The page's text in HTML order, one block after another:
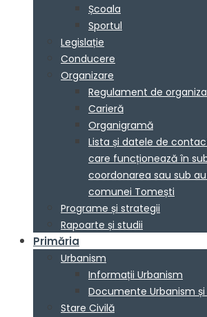
Școala
Sportul
Legislație
Conducere
Organizare
Regulament de
Carieră
Organigramă
Lista și datele de
care funcționează în
coordonarea sau sub
comunei Tomești
Programe și strategii
Rapoarte și studii
Primăria
Urbanism
Informații Urbanism
Documente Urbanism și
Stare Civilă